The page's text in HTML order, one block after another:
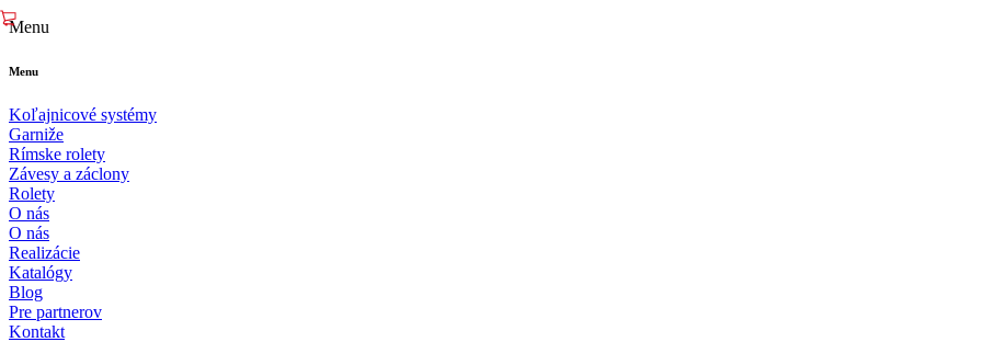
Menu
Menu
Koľajnicové systémy
Garniže
Rímske rolety
Závesy a záclony
Rolety
O nás
O nás
Realizácie
Katalógy
Blog
Pre partnerov
Kontakt